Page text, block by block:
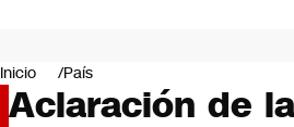
Negocios
Deportes
Programas completos
Inicio País
Aclaración de la